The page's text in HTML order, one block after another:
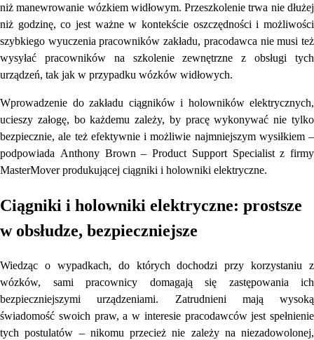
niż manewrowanie wózkiem widłowym. Przeszkolenie trwa nie dłużej
niż godzinę, co jest ważne w kontekście oszczędności i możliwości
szybkiego wyuczenia pracowników zakładu, pracodawca nie musi też
wysyłać pracowników na szkolenie zewnętrzne z obsługi tych
urządzeń, tak jak w przypadku wózków widłowych.
Wprowadzenie do zakładu ciągników i holowników elektrycznych,
ucieszy załogę, bo każdemu zależy, by pracę wykonywać nie tylko
bezpiecznie, ale też efektywnie i możliwie najmniejszym wysiłkiem –
podpowiada Anthony Brown – Product Support Specialist z firmy
MasterMover produkującej ciągniki i holowniki elektryczne.
Ciągniki i holowniki elektryczne: prostsze
w obsłudze, bezpieczniejsze
Wiedząc o wypadkach, do których dochodzi przy korzystaniu z
wózków, sami pracownicy domagają się zastępowania ich
bezpieczniejszymi urządzeniami. Zatrudnieni mają wysoką
świadomość swoich praw, a w interesie pracodawców jest spełnienie
tych postulatów – nikomu przecież nie zależy na niezadowolonej,